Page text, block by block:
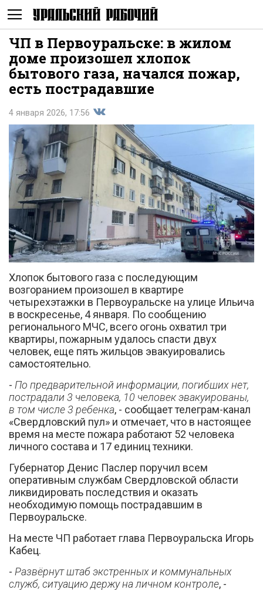
Не
показывать
ЧП в Первоуральске: в жилом
доме произошел хлопок
бытового газа, начался пожар,
есть пострадавшие
4 января 2026, 17:56
Поделиться
во
Вконтакте
Хлопок бытового газа с последующим
возгоранием произошел в квартире
четырехэтажки в Первоуральске на улице Ильича
в воскресенье, 4 января. По сообщению
регионального МЧС, всего огонь охватил три
квартиры, пожарным удалось спасти двух
человек, еще пять жильцов эвакуировались
самостоятельно.
- По предварительной информации, погибших нет,
пострадали 3 человека, 10 человек эвакуированы,
в том числе 3 ребенка, - сообщает телеграм-канал
«Свердловский пул» и отмечает, что в настоящее
время на месте пожара работают 52 человека
личного состава и 17 единиц техники.
Губернатор Денис Паслер поручил всем
оперативным службам Свердловской области
ликвидировать последствия и оказать
необходимую помощь пострадавшим в
Первоуральске.
На месте ЧП работает глава Первоуральска Игорь
Кабец.
- Развёрнут штаб экстренных и коммунальных
служб, ситуацию держу на личном контроле, -